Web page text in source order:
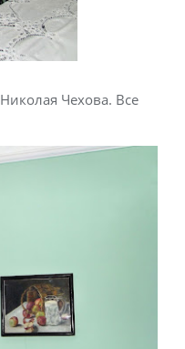
Чехова. Все